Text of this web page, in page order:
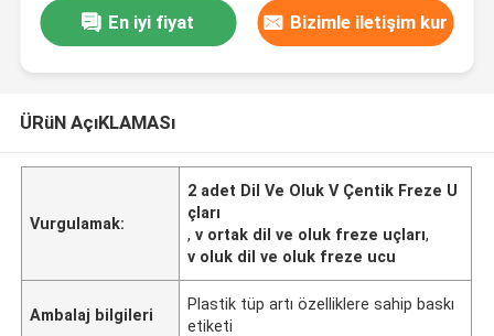
En iyi fiyat Bizimle iletişim kur
ÜRüN AçıKLAMASı
Vurgulamak:
2 adet Dil Ve Oluk V Çentik Freze U
çları
,v ortak dil ve oluk freze uçları,
v oluk dil ve oluk freze ucu
Ambalaj bilgileri
Plastik tüp artı özelliklere sahip baskı
etiketi